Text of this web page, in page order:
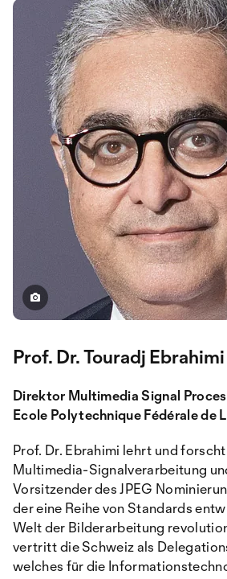
Prof. Dr. Touradj Ebrahimi
Direktor Multimedia Signal
Ecole Polytechnique Fédérale de
Prof. Dr. Ebrahimi lehrt und
Multimedia-Signalverarbeitung
Vorsitzender des JPEG
der eine Reihe von Standards
Welt der Bilderarbeitung
vertritt die Schweiz als
welches für die